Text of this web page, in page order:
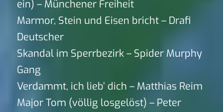
ein) – Münchener Freiheit
Marmor, Stein und Eisen bricht – Drafi
Deutscher
Skandal im Sperrbezirk – Spider Murphy
Gang
Verdammt, ich lieb’ dich – Matthias Reim
Major Tom (völlig losgelöst) – Peter